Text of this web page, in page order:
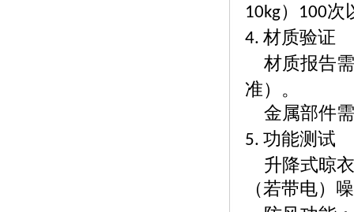
10kg） 100次
4. 材质验证
材质报告
准）。
金属部件
5. 功能测试
升降式晾
（若带电）